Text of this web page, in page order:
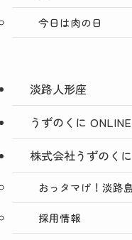
今日は肉の日
淡路人形座
うずのくに
株式会社うずのくに
おっタマげ！淡路
採用情報